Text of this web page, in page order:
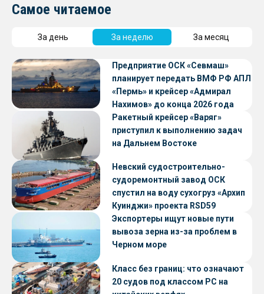
Самое читаемое
За день За неделю За месяц
Предприятие ОСК «Севмаш»
планирует передать ВМФ РФ АПЛ
«Пермь» и крейсер «Адмирал
Нахимов» до конца 2026 года
Ракетный крейсер «Варяг»
приступил к выполнению задач
на Дальнем Востоке
Невский судостроительно-
судоремонтный завод ОСК
спустил на воду сухогруз «Архип
Куинджи» проекта RSD59
Экспортеры ищут новые пути
вывоза зерна из-за проблем в
Черном море
Класс без границ: что означают
20 судов под классом РС на